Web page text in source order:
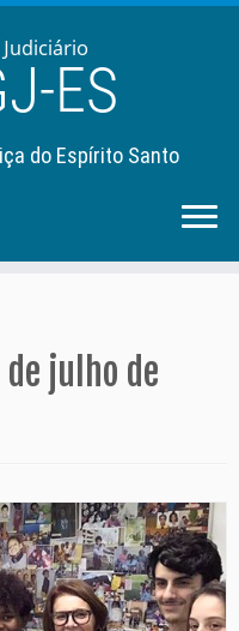
do Espírito Santo
de julho de